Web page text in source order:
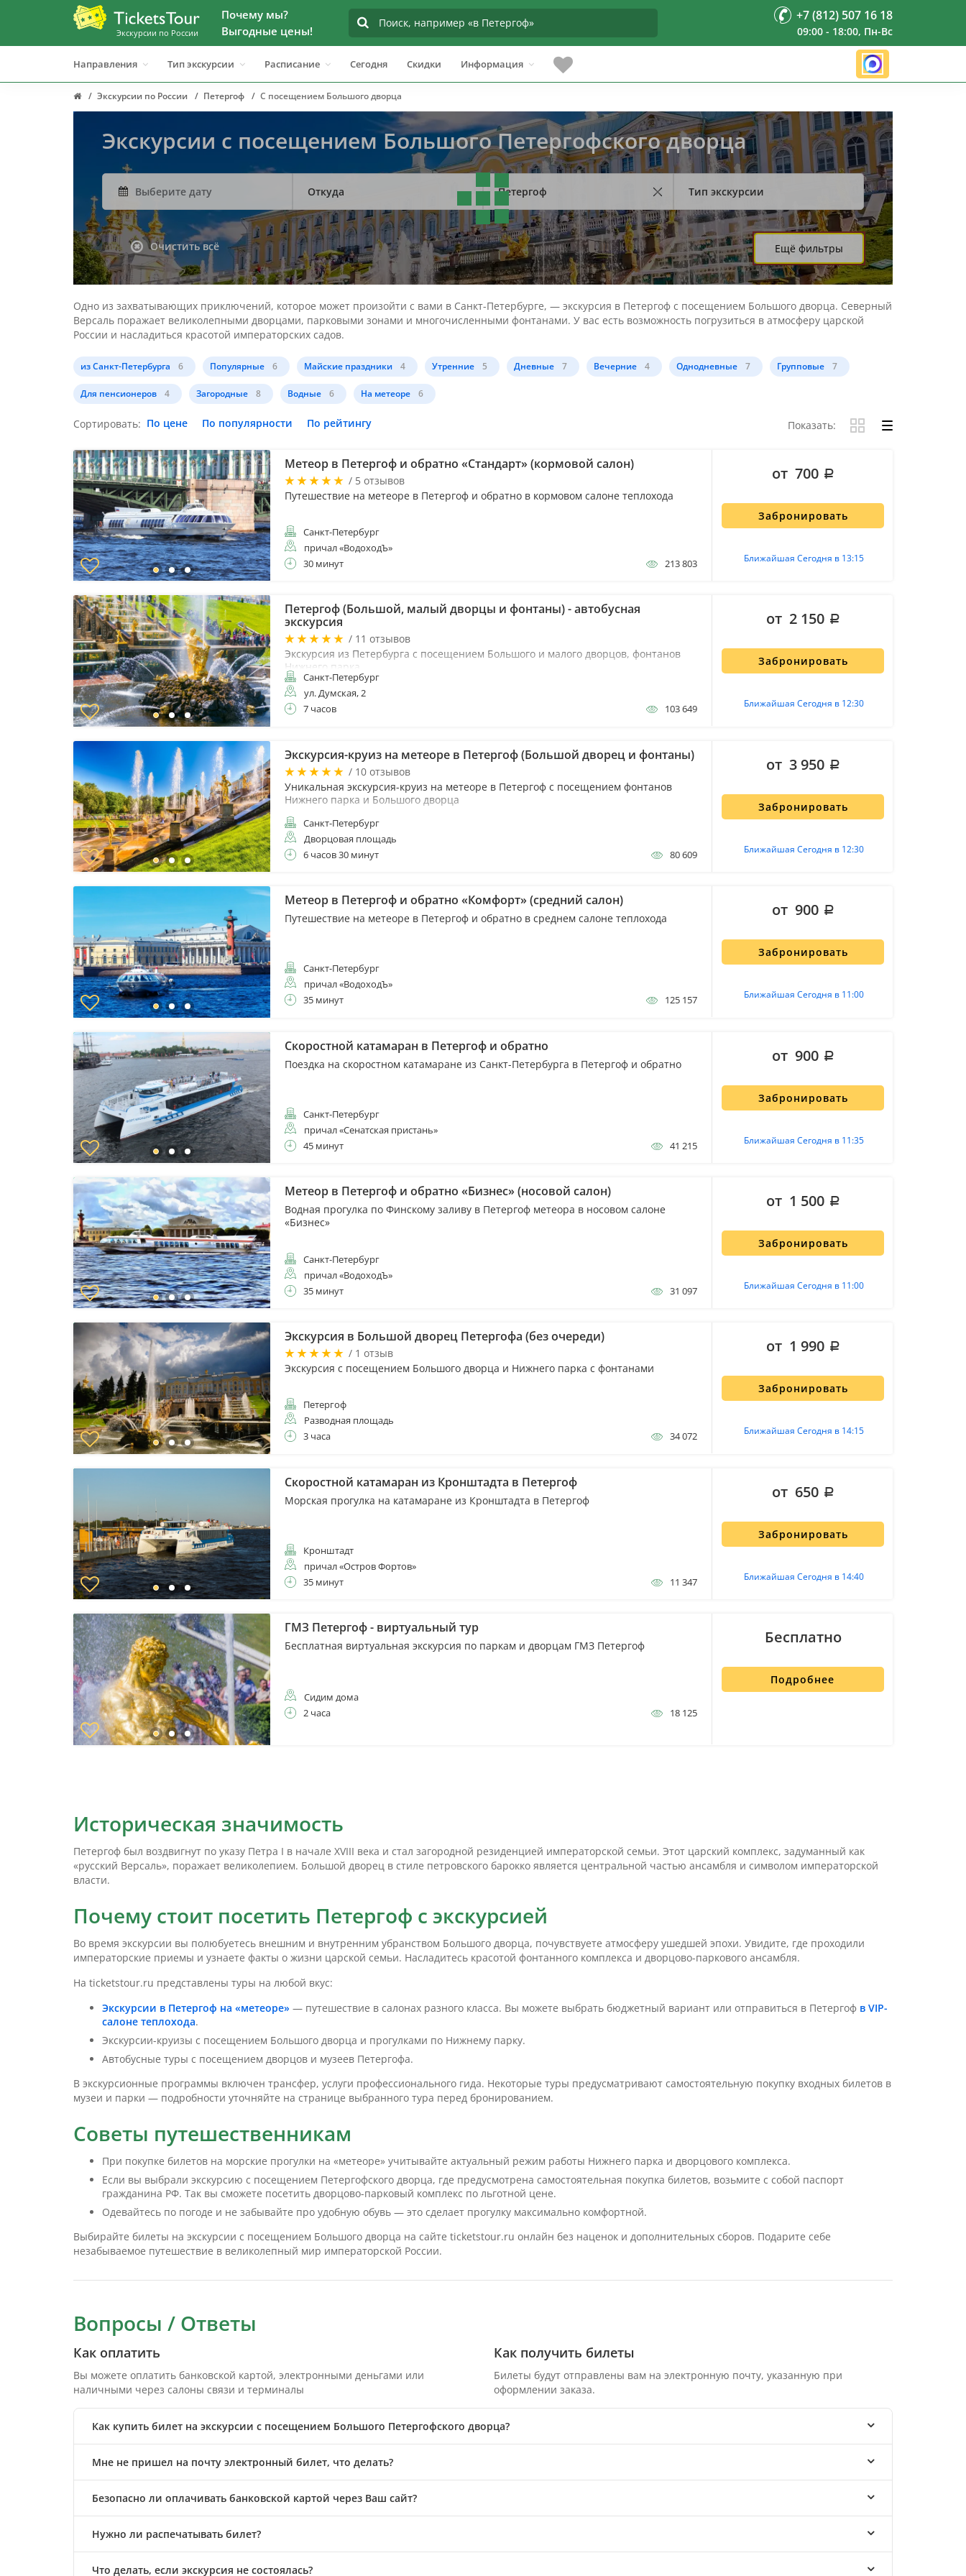
Экскурсии по России
Почему мы?
Выгодные цены!
+7 (812) 507 16 18
09:00 - 18:00, Пн-Вс
Направления Тип экскурсии Расписание Сегодня Скидки Информация
Экскурсии по России Петергоф С посещением Большого дворца
Экскурсии с посещением Большого Петергофского дворца
Откуда Петергоф Тип экскурсии
Очистить всё Ещё фильтры
Одно из захватывающих приключений, которое может произойти с вами в Санкт-Петербурге, — экскурсия в Петергоф с посещением Большого дворца. Северный
Версаль поражает великолепными дворцами, парковыми зонами и многочисленными фонтанами. У вас есть возможность погрузиться в атмосферу царской
России и насладиться красотой императорских садов.
из Санкт-Петербурга 6 Популярные 6 Майские праздники 4 Утренние 5 Дневные 7 Вечерние 4 Однодневные 7 Групповые 7
Для пенсионеров 4 Загородные 8 Водные 6 На метеоре 6
Сортировать: По цене По популярности По рейтингу Показать:
Метеор в Петергоф и обратно «Стандарт» (кормовой салон)
/ 5 отзывов
Путешествие на метеоре в Петергоф и обратно в кормовом салоне теплохода
Санкт-Петербург
причал «ВодоходЪ»
30 минут
213 803
Забронировать
Ближайшая Сегодня в 13:15
от 700
Петергоф (Большой, малый дворцы и фонтаны) - автобусная
экскурсия
/ 11 отзывов
Экскурсия из Петербурга с посещением Большого и малого дворцов, фонтанов
Нижнего парка
Санкт-Петербург
ул. Думская, 2
7 часов
103 649
Забронировать
Ближайшая Сегодня в 12:30
от 2 150
Экскурсия-круиз на метеоре в Петергоф (Большой дворец и фонтаны)
/ 10 отзывов
Уникальная экскурсия-круиз на метеоре в Петергоф с посещением фонтанов
Нижнего парка и Большого дворца
Санкт-Петербург
Дворцовая площадь
6 часов 30 минут
80 609
Забронировать
Ближайшая Сегодня в 12:30
от 3 950
Метеор в Петергоф и обратно «Комфорт» (средний салон)
Путешествие на метеоре в Петергоф и обратно в среднем салоне теплохода
Санкт-Петербург
причал «ВодоходЪ»
35 минут
125 157
Забронировать
Ближайшая Сегодня в 11:00
от 900
Скоростной катамаран в Петергоф и обратно
Поездка на скоростном катамаране из Санкт-Петербурга в Петергоф и обратно
Санкт-Петербург
причал «Сенатская пристань»
45 минут
41 215
Забронировать
Ближайшая Сегодня в 11:35
от 900
Метеор в Петергоф и обратно «Бизнес» (носовой салон)
Водная прогулка по Финскому заливу в Петергоф метеора в носовом салоне
«Бизнес»
Санкт-Петербург
причал «ВодоходЪ»
35 минут
31 097
Забронировать
Ближайшая Сегодня в 11:00
от 1 500
Экскурсия в Большой дворец Петергофа (без очереди)
/ 1 отзыв
Экскурсия с посещением Большого дворца и Нижнего парка с фонтанами
Петергоф
Разводная площадь
3 часа
34 072
Забронировать
Ближайшая Сегодня в 14:15
от 1 990
Скоростной катамаран из Кронштадта в Петергоф
Морская прогулка на катамаране из Кронштадта в Петергоф
Кронштадт
причал «Остров Фортов»
35 минут
11 347
Забронировать
Ближайшая Сегодня в 14:40
от 650
ГМЗ Петергоф - виртуальный тур
Бесплатная виртуальная экскурсия по паркам и дворцам ГМЗ Петергоф
Сидим дома
2 часа
18 125
Подробнее
Бесплатно
Историческая значимость
Петергоф был воздвигнут по указу Петра I в начале XVIII века и стал загородной резиденцией императорской семьи. Этот царский комплекс, задуманный как
«русский Версаль», поражает великолепием. Большой дворец в стиле петровского барокко является центральной частью ансамбля и символом императорской
власти.
Почему стоит посетить Петергоф с экскурсией
Во время экскурсии вы полюбуетесь внешним и внутренним убранством Большого дворца, почувствуете атмосферу ушедшей эпохи. Увидите, где проходили
императорские приемы и узнаете факты о жизни царской семьи. Насладитесь красотой фонтанного комплекса и дворцово-паркового ансамбля.
На ticketstour.ru представлены туры на любой вкус:
Экскурсии в Петергоф на «метеоре» — путешествие в салонах разного класса. Вы можете выбрать бюджетный вариант или отправиться в Петергоф в VIP-
салоне теплохода.
Экскурсии-круизы с посещением Большого дворца и прогулками по Нижнему парку.
Автобусные туры с посещением дворцов и музеев Петергофа.
В экскурсионные программы включен трансфер, услуги профессионального гида. Некоторые туры предусматривают самостоятельную покупку входных билетов в
музеи и парки — подробности уточняйте на странице выбранного тура перед бронированием.
Советы путешественникам
При покупке билетов на морские прогулки на «метеоре» учитывайте актуальный режим работы Нижнего парка и дворцового комплекса.
Если вы выбрали экскурсию с посещением Петергофского дворца, где предусмотрена самостоятельная покупка билетов, возьмите с собой паспорт
гражданина РФ. Так вы сможете посетить дворцово-парковый комплекс по льготной цене.
Одевайтесь по погоде и не забывайте про удобную обувь — это сделает прогулку максимально комфортной.
Выбирайте билеты на экскурсии с посещением Большого дворца на сайте ticketstour.ru онлайн без наценок и дополнительных сборов. Подарите себе
незабываемое путешествие в великолепный мир императорской России.
Вопросы / Ответы
Как оплатить
Вы можете оплатить банковской картой, электронными деньгами или
наличными через салоны связи и терминалы
Как получить билеты
Билеты будут отправлены вам на электронную почту, указанную при
оформлении заказа.
Как купить билет на экскурсии с посещением Большого Петергофского дворца?
Мне не пришел на почту электронный билет, что делать?
Безопасно ли оплачивать банковской картой через Ваш сайт?
Нужно ли распечатывать билет?
Что делать, если экскурсия не состоялась?